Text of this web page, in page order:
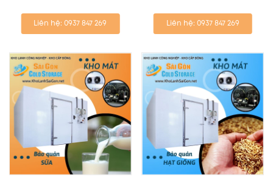
Liên hệ: 0937 847 269 Liên hệ: 0937 847 269